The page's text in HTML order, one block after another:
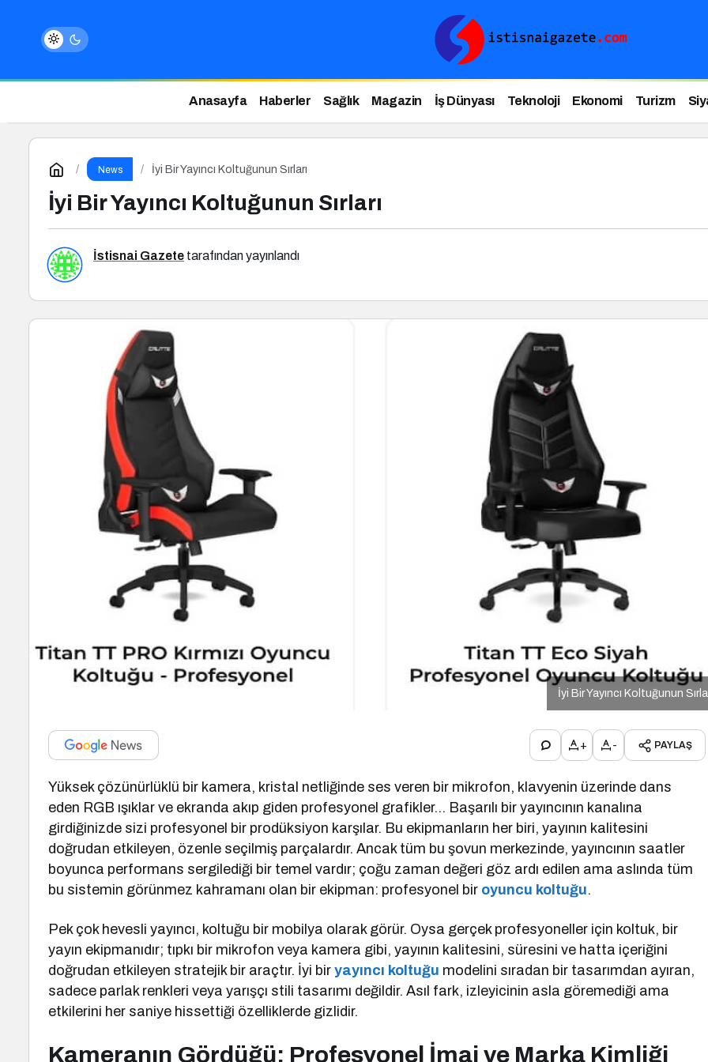
Anasayfa Haberler Sağlık Magazin İş Dünyası Teknoloji Ekonomi Turizm
News İyi Bir Yayıncı Koltuğunun Sırları
İyi Bir Yayıncı Koltuğunun Sırları
İstisnai Gazete tarafından yayınlandı
İyi Bir Yayıncı Koltuğunun
+ - PAYLAŞ
Yüksek çözünürlüklü bir kamera, kristal netliğinde ses veren bir mikrofon, klavyenin üzerinde dans
eden RGB ışıklar ve ekranda akıp giden profesyonel grafikler… Başarılı bir yayıncının kanalına
girdiğinizde sizi profesyonel bir prodüksiyon karşılar. Bu ekipmanların her biri, yayının kalitesini
doğrudan etkileyen, özenle seçilmiş parçalardır. Ancak tüm bu şovun merkezinde, yayıncının saatler
boyunca performans sergilediği bir temel vardır; çoğu zaman değeri göz ardı edilen ama aslında tüm
bu sistemin görünmez kahramanı olan bir ekipman: profesyonel bir oyuncu koltuğu.
Pek çok hevesli yayıncı, koltuğu bir mobilya olarak görür. Oysa gerçek profesyoneller için koltuk, bir
yayın ekipmanıdır; tıpkı bir mikrofon veya kamera gibi, yayının kalitesini, süresini ve hatta içeriğini
doğrudan etkileyen stratejik bir araçtır. İyi biryayıncı koltuğu modelini sıradan bir tasarımdan ayıran,
sadece parlak renkleri veya yarışçı stili tasarımı değildir. Asıl fark, izleyicinin asla göremediği ama
etkilerini her saniye hissettiği özelliklerde gizlidir.
Kameranın Gördüğü: Profesyonel İmaj ve Marka Kimliği